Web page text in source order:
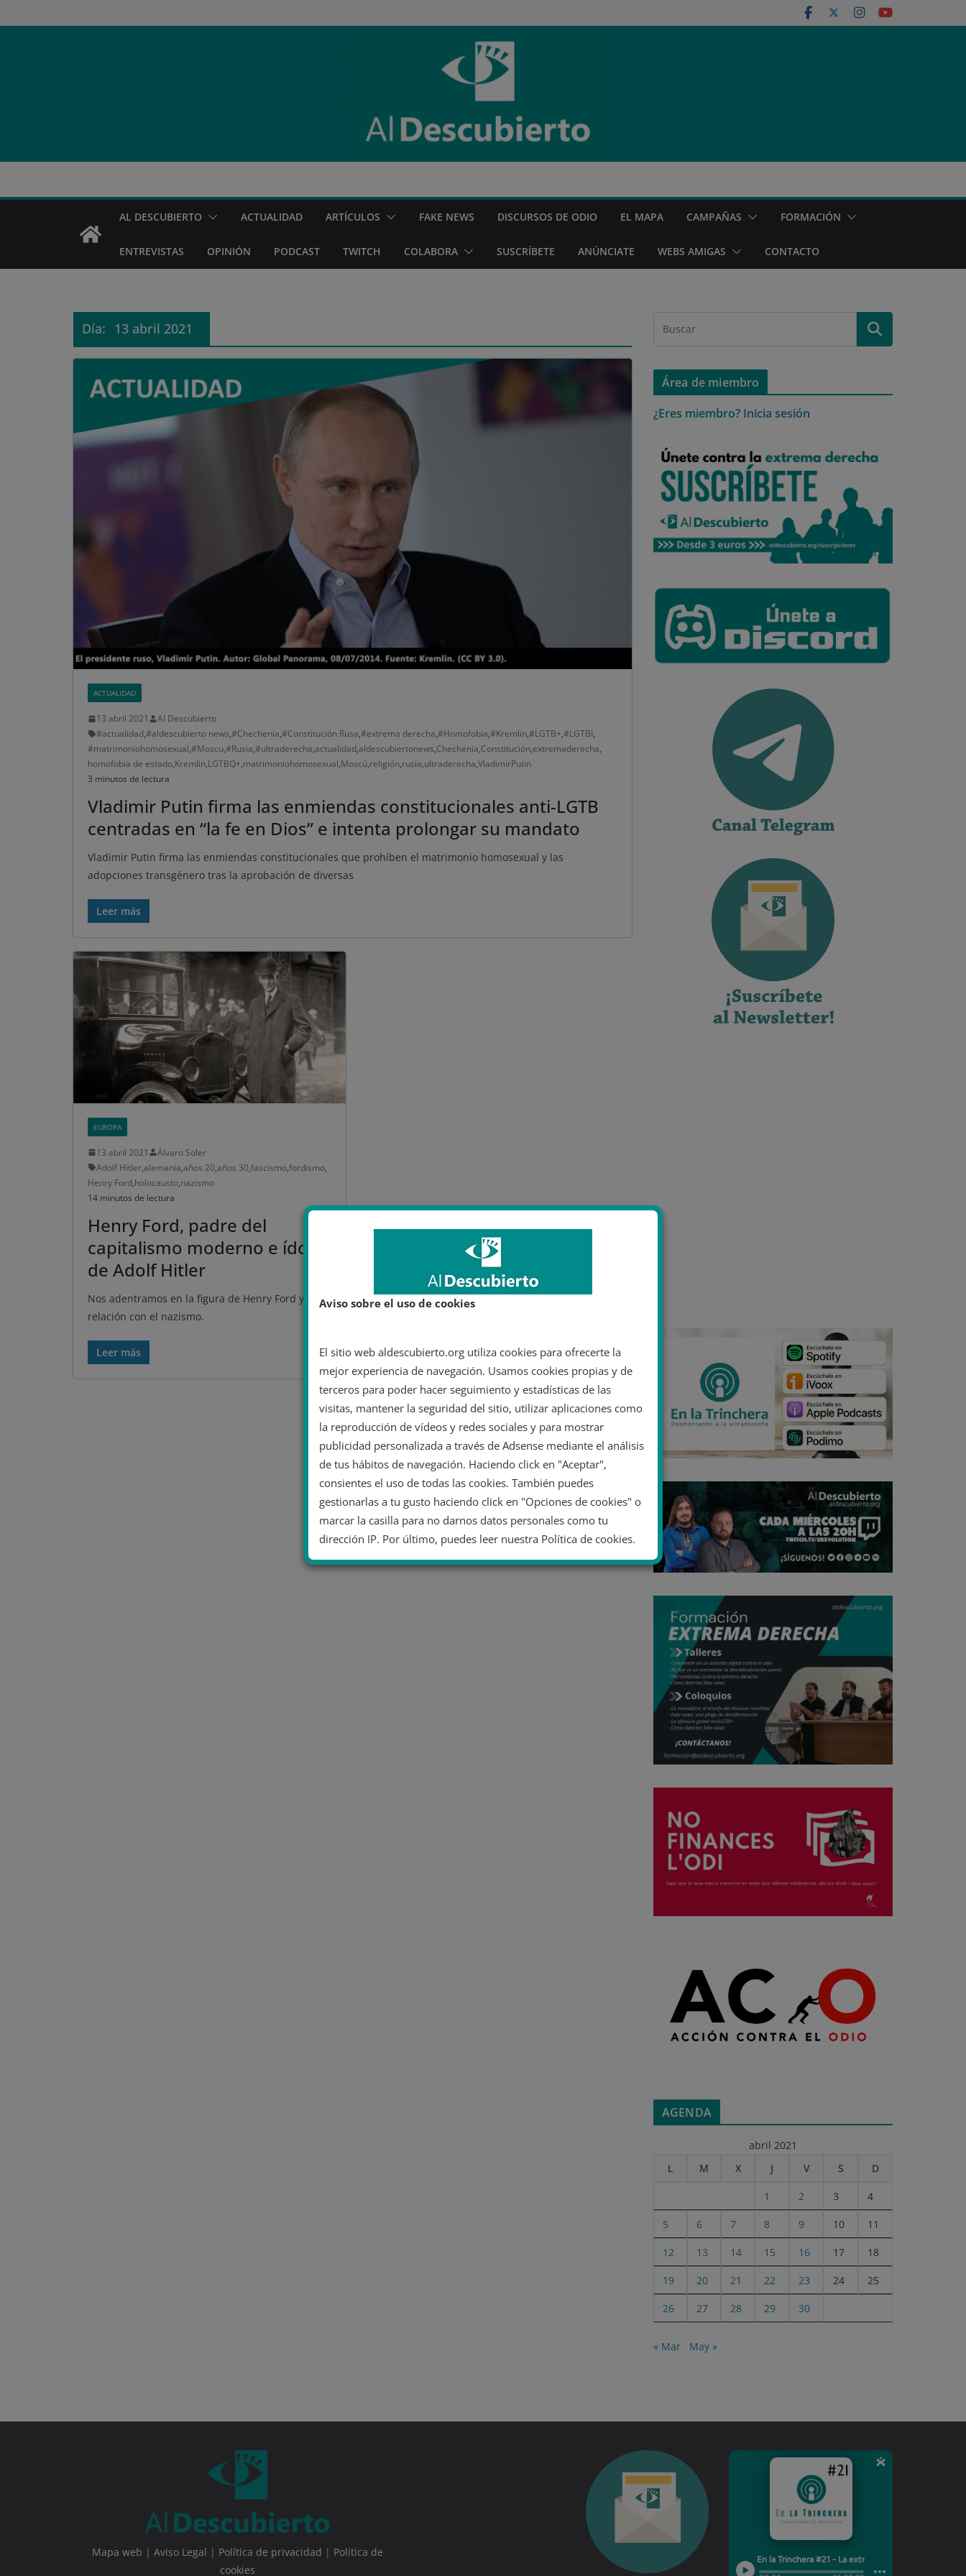
al
AL DESCUBIERTO ACTUALIDAD ARTÍCULOS FAKE NEWS DISCURSOS DE ODIO EL MAPA CAMPAÑAS FORMACIÓN
ENTREVISTAS OPINIÓN PODCAST TWITCH COLABORA SUSCRÍBETE ANÚNCIATE WEBS AMIGAS CONTACTO
Día: 13 abril 2021
ACTUALIDAD
13 abril 2021
Al Descubierto
#actualidad,#aldescubierto news,#Chechenia,#Constitución Rusa,#extrema derecha,#Homofobia,#Kremlin,#LGTB+,#LGTBI,
#matrimoniohomosexual,#Moscu,#Rusia,#ultraderecha,actualidad,aldescubiertonews,Chechenia,Constitución,extremaderecha,
homofobia de estado,Kremlin,LGTBQ+,matrimoniohomosexual,Moscú,religión,rusia,ultraderecha,VladimirPutin
3 minutos de lectura
Vladimir Putin firma las enmiendas constitucionales anti-LGTB
centradas en “la fe en Dios” e intenta prolongar su mandato
Vladimir Putin firma las enmiendas constitucionales que prohíben el matrimonio homosexual y las
adopciones transgénero tras la aprobación de diversas
Leer más
EUROPA
13 abril 2021
Álvaro Soler
Adolf Hitler,alemania,años 20,años 30,fascismo,fordismo,
Henry Ford,holocausto,nazismo
14 minutos de lectura
Henry Ford, padre del
capitalismo moderno e ídolo
de Adolf Hitler
Nos adentramos en la figura de Henry Ford y su
relación con el nazismo.
Leer más
Área de miembro
¿Eres miembro? Inicia sesión
AGENDA
abril 2021
L
M X J V S D
1 2 3 4
5 6 7 8 9 10 11
12 13 14 15 16 17 18
19 20 21 22 23 24 25
26 27 28 29 30
« Mar May »
Mapa web | Aviso Legal | Política de privacidad | Política de
cookies
Aviso sobre el uso de cookies
El sitio web aldescubierto.org utiliza cookies para ofrecerte la
mejor experiencia de navegación. Usamos cookies propias y de
terceros para poder hacer seguimiento y estadísticas de las
visitas, mantener la seguridad del sitio, utilizar aplicaciones como
la reproducción de vídeos y redes sociales y para mostrar
publicidad personalizada a través de Adsense mediante el análisis
de tus hábitos de navegación. Haciendo click en "Aceptar",
consientes el uso de todas las cookies. También puedes
gestionarlas a tu gusto haciendo click en "Opciones de cookies" o
marcar la casilla para no darnos datos personales como tu
dirección IP. Por último, puedes leer nuestra Política de cookies.